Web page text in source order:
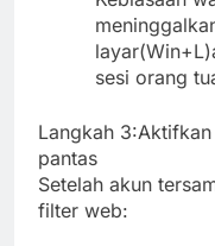
sesi orang
Langkah
pantas
Setelah akun
filter web: